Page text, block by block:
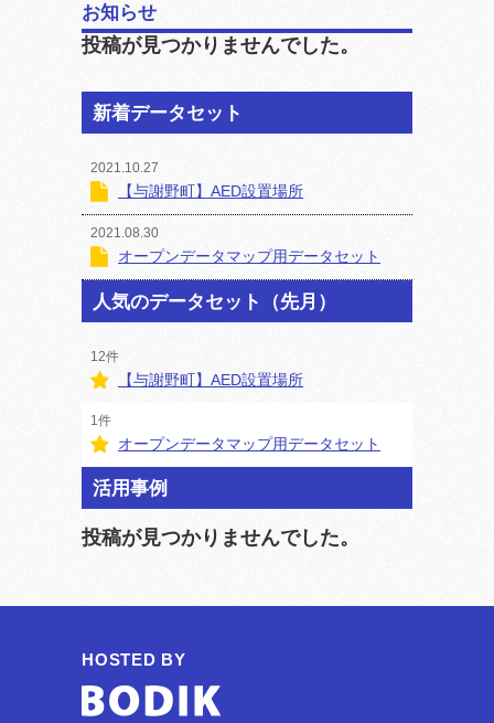
お知らせ
投稿が見つかりませんでした。
新着データセット
2021.10.27
【与謝野町】AED設置場所
2021.08.30
オープンデータマップ用データセット
人気のデータセット（先月）
12件
【与謝野町】AED設置場所
1件
オープンデータマップ用データセット
活用事例
投稿が見つかりませんでした。
HOSTED BY